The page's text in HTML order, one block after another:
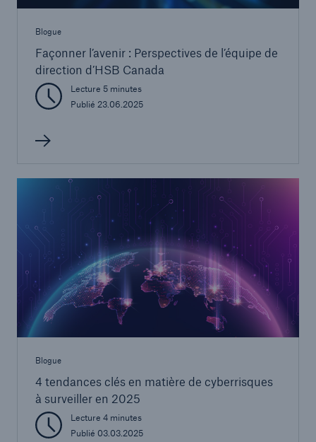
Blogue
Façonner l’avenir : Perspectives de l’équipe de
direction d’HSB Canada
Lecture 5 minutes
Publié 23.06.2025
Blogue
4 tendances clés en matière de cyberrisques
à surveiller en 2025
Lecture 4 minutes
Publié 03.03.2025